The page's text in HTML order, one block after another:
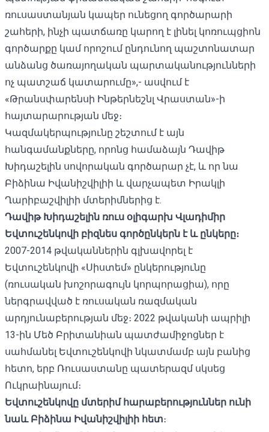
ռուսաստանյան կապեր ունեցող գործարարի
շահերի, ինչի պատճառը կարող է լինել կոռուպցիոն
գործարքը կամ որոշում ընդունող պաշտոնատար
անձանց ծառայողական պարտականությունների
ոչ պատշաճ կատարումը»,- ասվում է
«Թրանսփարենսի Ինթերնեշնլ Վրաստան»-ի
հայտարարության մեջ։
Կազմակերպությունը շեշտում է այն
հանգամանքները, որոնց համաձայն Դավիթ
Խիդաշելին սովորական գործարար չէ, և որ նա
Բիձինա Իվանիշվիլիի և վարչապետ Իրակլի
Ղարիբաշվիլիի մտերիմներից է.
Դավիթ Խիդաշելին ռուս օլիգարխ Վլադիմիր
Եվտուշենկովի բիզնես գործընկերն է և ընկերը։
2007-2014 թվականներին գլխավորել է
Եվտուշենկովի «Սիստեմ» ընկերությունը
(ռուսական խոշորագույն կորպորացիա), որը
ներգրավված է ռուսական ռազմական
արդյունաբերության մեջ։ 2022 թվականի ապրիլի
13-ին Մեծ Բրիտանիան պատժամիջոցներ է
սահմանել Եվտուշենկովի նկատմամբ այն բանից
հետո, երբ Ռուսաստանը պատերազմ սկսեց
Ուկրաինայում։
Եվտուշենկովը մտերիմ հարաբերություններ ունի
նաև Բիձինա Իվանիշվիլիի հետ։